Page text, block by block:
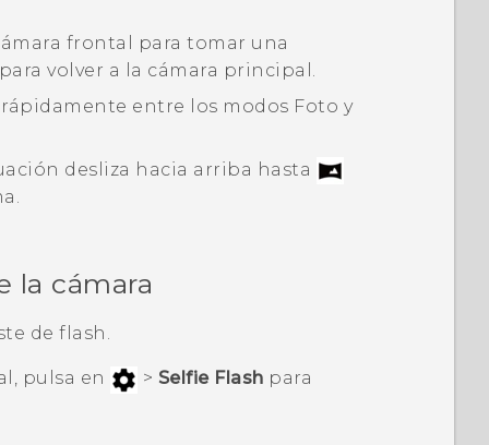
frontal para tomar una
volver a la cámara principal.
entre los modos Foto y
desliza hacia arriba hasta
.
la cámara
de flash.
pulsa en > Selfie Flash para